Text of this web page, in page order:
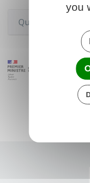
Questions ?
you